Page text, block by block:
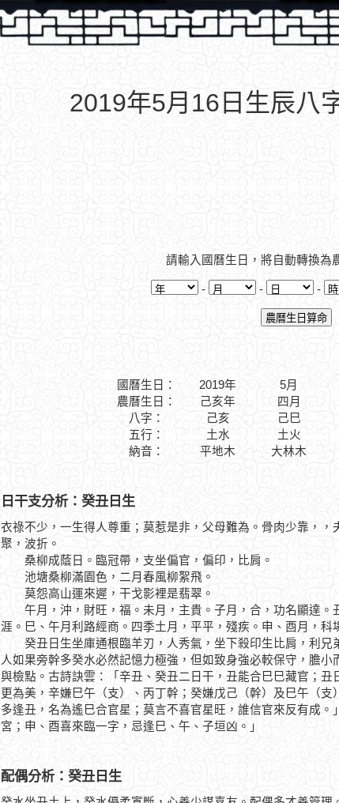
2019年5月16日生辰八
請輸入國曆生日，將自動轉換為
- - -
國曆生日： 2019年 5月
農曆生日：
己亥年 四月
八字：
己亥 己巳
五行：
納音：
土水
平地木
土火
大林木
日干支分析：癸丑日生
衣祿不少，一生得人尊重；莫惹是非，父母難為。骨肉少靠，
聚，波折。
桑柳成蔭日。臨冠帶，支坐偏官，偏印，比肩。
池塘桑柳滿園色，二月春風柳絮飛。
莫怨高山運來遲，干戈影裡是翡翠。
午月，沖，財旺，福。未月，主貴。子月，合，功名顯達。
涯。巳、午月利路經商。四季土月，平平，殘疾。申、酉月，科
癸丑日生坐庫通根臨羊刃，人秀氣，坐下殺印生比肩，利兄
人如果旁幹多癸水必然記憶力極強，但如致身強必較保守，膽
與檢點。古詩訣雲：「辛丑、癸丑二日干，丑能合巳巳藏官；
更為美，辛嫌巳午（支）、丙丁幹；癸嫌戊己（幹）及巳午（
多逢丑，名為遙巳合官星；莫言不喜官星旺，誰信官來反有成
宮；申、酉喜來臨一字，忌逢巳、午、子垣凶。」
配偶分析：癸丑日生